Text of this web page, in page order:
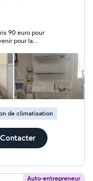
sur Lyon et la
90 euro pour
pour la
prestation proche du vol
de climatisation
Contacter
Auto-entrepreneur